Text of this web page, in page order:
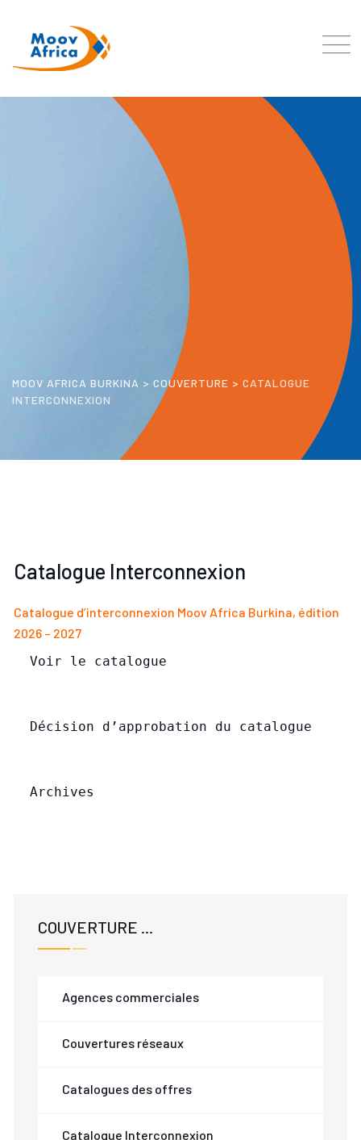
MOOV AFRICA BURKINA > COUVERTURE > CATALOGUE
INTERCONNEXION
COUVERTURE ...
Agences commerciales
Couvertures réseaux
Catalogues des offres
Catalogue Interconnexion
Catalogue Interconnexion
Catalogue d’interconnexion Moov Africa Burkina, édition
2026 – 2027
  Voir le catalogue
Décision d’approbation du catalogue
​ Archives